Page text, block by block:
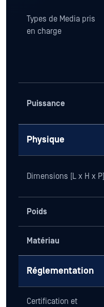
Types de Media pris
en charge
Puissance
Physique
Dimensions [L x H x P]
Poids
Matériau
Réglementation
Certification et